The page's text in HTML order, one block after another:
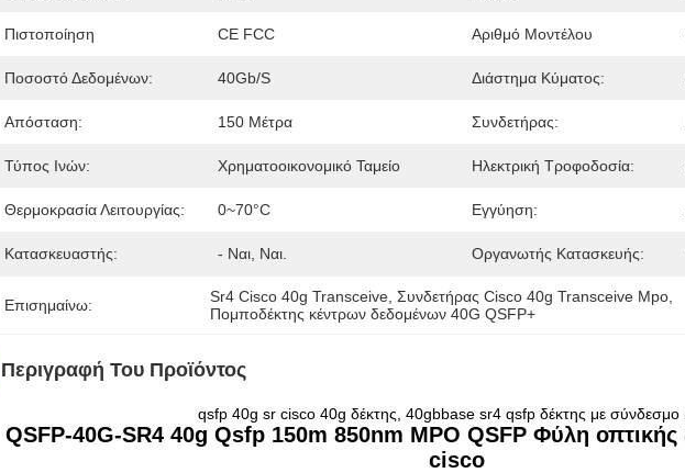
Πιστοποίηση CE FCC Αριθμό Μοντέλου
Ποσοστό Δεδομένων: 40Gb/s Διάστημα Κύματος:
Απόσταση: 150 Μέτρα Συνδετήρας:
Τύπος Ινών: Χρηματοοικονομικό Ταμείο Ηλεκτρική Τροφοδοσία:
Θερμοκρασία Λειτουργίας: 0~70°C Εγγύηση:
Κατασκευαστής: - Ναι, Ναι. Οργανωτής Κατασκευής:
Επισημαίνω: Sr4 Cisco 40g Transceive , Συνδετήρας Cisco 40g Transceive Mpo
Πομποδέκτης κέντρων δεδομένων 40G QSFP+
Περιγραφή Του Προϊόντος
qsfp 40g sr cisco 40g δέκτης, 40gbbase sr4 qsfp δέκτης με σύνδεσμο
QSFP-40G-SR4 40g Qsfp 150m 850nm MPO QSFP Φύλη
cisco